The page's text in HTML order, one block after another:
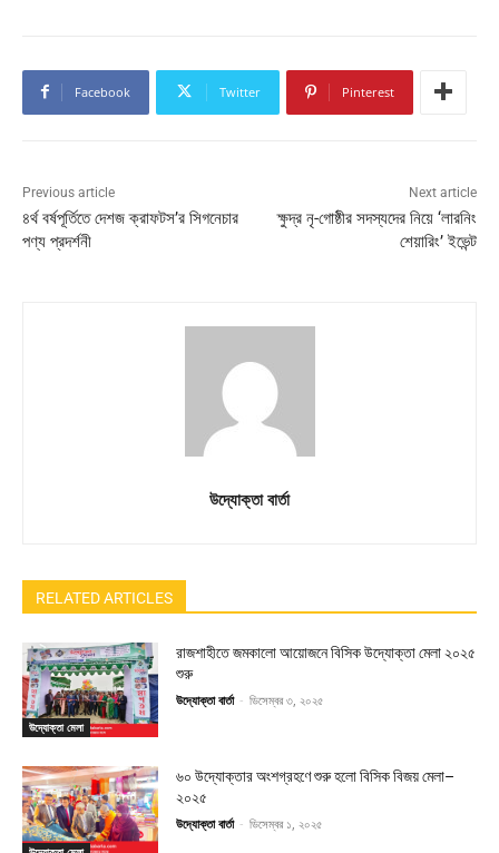
Facebook Twitter Pinterest
Previous article
৪র্থ বর্ষপূর্তিতে দেশজ ক্রাফটস’র সিগনেচার
পণ্য প্রদর্শনী
Next article
ক্ষুদ্র নৃ-গোষ্ঠীর সদস্যদের নিয়ে ‘লারনিং
শেয়ারিং’ ইভেন্ট
উদ্যোক্তা বার্তা
RELATED ARTICLES
উদ্যোক্তা মেলা
রাজশাহীতে জমকালো আয়োজনে বিসিক উদ্যোক্তা মেলা ২০২৫
শুরু
উদ্যোক্তা বার্তা - ডিসেম্বর ৩, ২০২৫
৬০ উদ্যোক্তার অংশগ্রহণে শুরু হলো বিসিক বিজয় মেলা–
২০২৫
উদ্যোক্তা বার্তা - ডিসেম্বর ১, ২০২৫